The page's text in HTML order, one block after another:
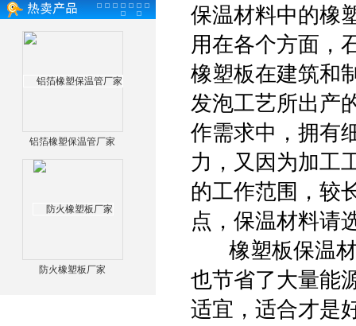
铝箔橡塑保温管厂家
防火橡塑板厂家
保温材料中的橡
用在各个方面，
橡塑板在建筑和
发泡工艺所出产
作需求中，拥有
力，又因为加工
的工作范围，较
点，保温材料请
橡塑板保温材
也节省了大量能
适宜，适合才是